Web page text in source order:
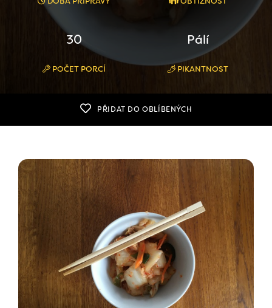
30
POČET PORCÍ
Pálí
PIKANTNOST
PŘIDAT DO OBLÍBENÝCH